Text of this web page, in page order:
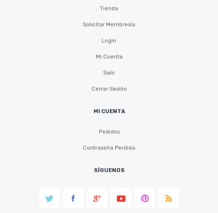
Tienda
Solicitar Membresía
Login
Mi Cuenta
Salir
Cerrar Sesión
MI CUENTA
Pedidos
Contraseña Perdida
SÍGUENOS